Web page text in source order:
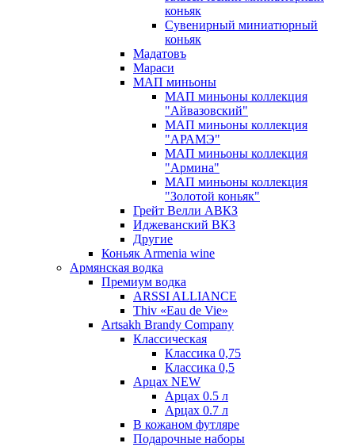
коньяк
Сувенирный миниатюрный
коньяк
Мадатовъ
Мараси
МАП миньоны
МАП миньоны коллекция
"Айвазовский"
МАП миньоны коллекция
"АРАМЭ"
МАП миньоны коллекция
"Армина"
МАП миньоны коллекция
"Золотой коньяк"
Грейт Велли АВКЗ
Иджеванский ВКЗ
Другие
Коньяк Armenia wine
Армянская водка
Премиум водка
ARSSI ALLIANCE
Thiv «Eau de Vie»
Artsakh Brandy Company
Классическая
Классика 0,75
Классика 0,5
Арцах NEW
Арцах 0.5 л
Арцах 0.7 л
В кожаном футляре
Подарочные наборы